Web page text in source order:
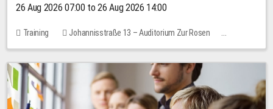
26 Aug 2026 07:00 to 26 Aug 2026 14:00
Training
Johannisstraße 13 – Auditorium Zur Rosen
No free places